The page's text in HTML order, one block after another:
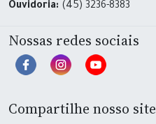
Ouvidoria: (45) 3236-8383
Nossas redes sociais
Compartilhe nosso site